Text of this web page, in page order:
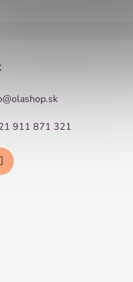
@olashop.sk
911 871 321